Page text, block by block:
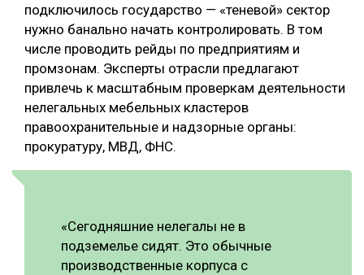
подключилось государство ― «теневой» сектор
нужно банально начать контролировать. В том
числе проводить рейды по предприятиям и
промзонам. Эксперты отрасли предлагают
привлечь к масштабным проверкам деятельности
нелегальных мебельных кластеров
правоохранительные и надзорные органы:
прокуратуру, МВД, ФНС.
«Сегодняшние нелегалы не в
подземелье сидят. Это обычные
производственные корпуса с